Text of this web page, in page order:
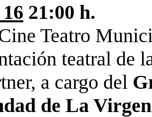
21:00 h.
Teatro
teatral de
a cargo del
de La